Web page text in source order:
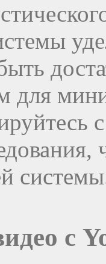
для
с